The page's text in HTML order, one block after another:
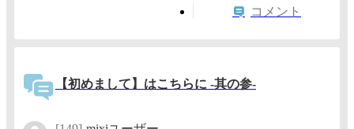
コメント
【初めまして】はこちらに -其の参-